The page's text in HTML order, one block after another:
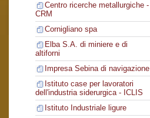
Centro ricerche metallurgiche -
CRM
Cornigliano spa
Elba S.A. di miniere e di
altiforni
Impresa Sebina di navigazione
Istituto case per lavoratori
dell'industria siderurgica - ICLIS
Istituto Industriale ligure